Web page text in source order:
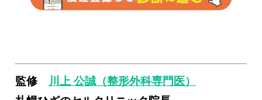
監修 川上 公誠（整形外科専門医）